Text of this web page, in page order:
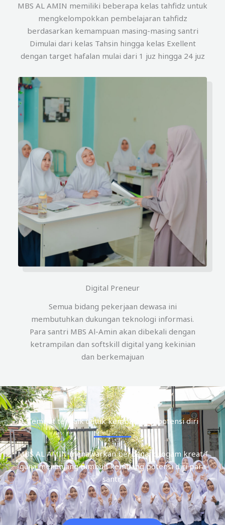
MBS AL AMIN memiliki beberapa kelas tahfidz untuk
mengkelompokkan pembelajaran tahfidz
berdasarkan kemampuan masing-masing santri
Dimulai dari kelas Tahsin hingga kelas Exellent
dengan target hafalan mulai dari 1 juz hingga 24 juz
Digital Preneur
Semua bidang pekerjaan dewasa ini
membutuhkan dukungan teknologi informasi.
Para santri MBS Al-Amin akan dibekali dengan
ketrampilan dan softskill digital yang kekinian
dan berkemajuan
Tempat terbaik untuk kembangkan potensi diri
MBS AL AMIN menawarkan berbagai progam kreatif
guna menunjang tumbuh kembang potensi diri para
santri